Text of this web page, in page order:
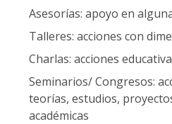
Asesorías: apoyo en
Talleres: acciones con
Charlas: acciones
Seminarios/ Congresos:
teorías, estudios,
académicas